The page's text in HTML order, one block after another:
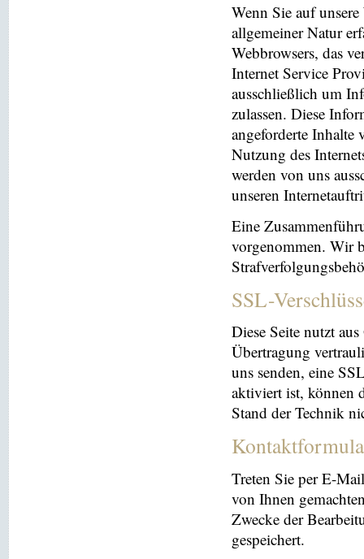
Wenn Sie auf
allgemeiner Natur
Webbrowsers, das
Internet Service
ausschließlich um
zulassen. Diese
angeforderte Inhalte
Nutzung des
werden von uns
unseren
Eine
vorgenommen. Wir
SSL-
Diese Seite nutzt
Übertragung
uns senden, eine
aktiviert ist, können
Stand der Technik
Treten Sie per E-
von Ihnen
Zwecke der
gespeichert.